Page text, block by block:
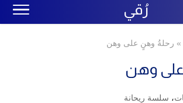
رُقي
» رحلةُ وهنٍ على وهن
وهن
، سلسة ريحانة